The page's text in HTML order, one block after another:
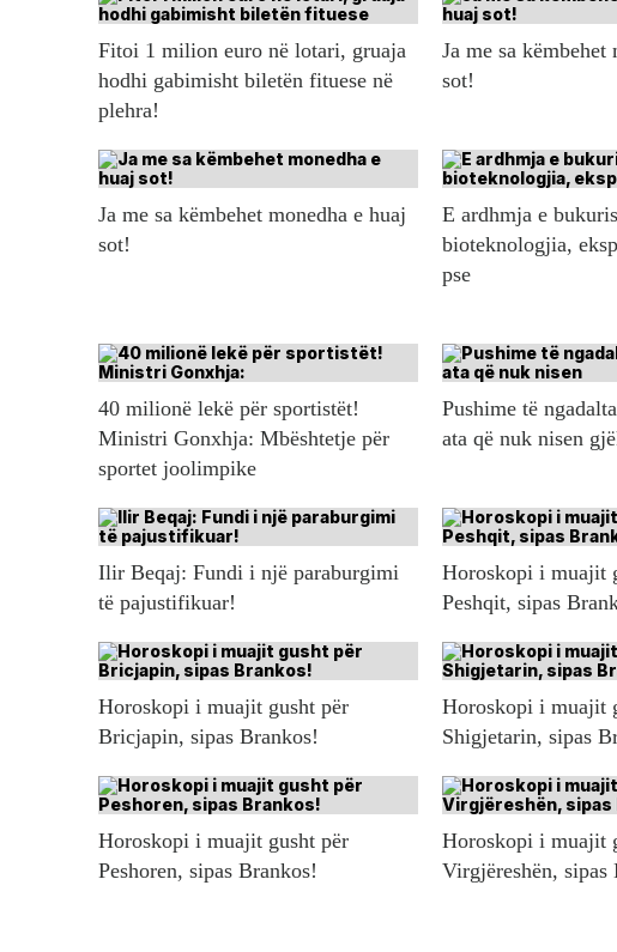
Fitoi 1 milion euro në lotari, gruaja
hodhi gabimisht biletën fituese në
plehra!
Ja me sa këmbehet
sot!
Ja me sa këmbehet monedha e huaj
sot!
E ardhmja e
bioteknologjia,
pse
40 milionë lekë për sportistët!
Ministri Gonxhja: Mbështetje për
sportet joolimpike
Pushime të
ata që nuk nisen
Ilir Beqaj: Fundi i një paraburgimi
të pajustifikuar!
Horoskopi i muajit
Peshqit, sipas
Horoskopi i muajit gusht për
Bricjapin, sipas Brankos!
Horoskopi i muajit
Shigjetarin, sipas
Horoskopi i muajit gusht për
Peshoren, sipas Brankos!
Horoskopi i muajit
Virgjëreshën, sipas